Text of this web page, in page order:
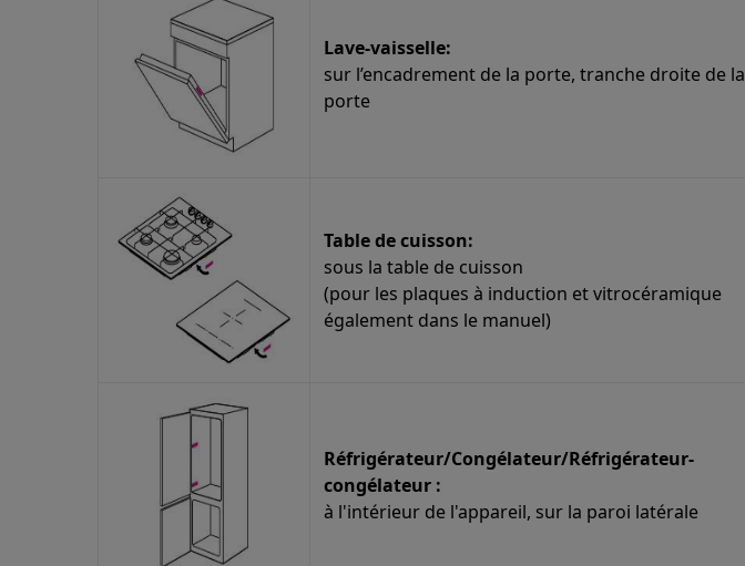
Lave-vaisselle:
sur l’encadrement de la porte, tranche droite de la
porte
Table de cuisson:
sous la table de cuisson
(pour les plaques à induction et vitrocéramique
également dans le manuel)
Réfrigérateur/Congélateur/Réfrigérateur-
congélateur :
à l'intérieur de l'appareil, sur la paroi latérale